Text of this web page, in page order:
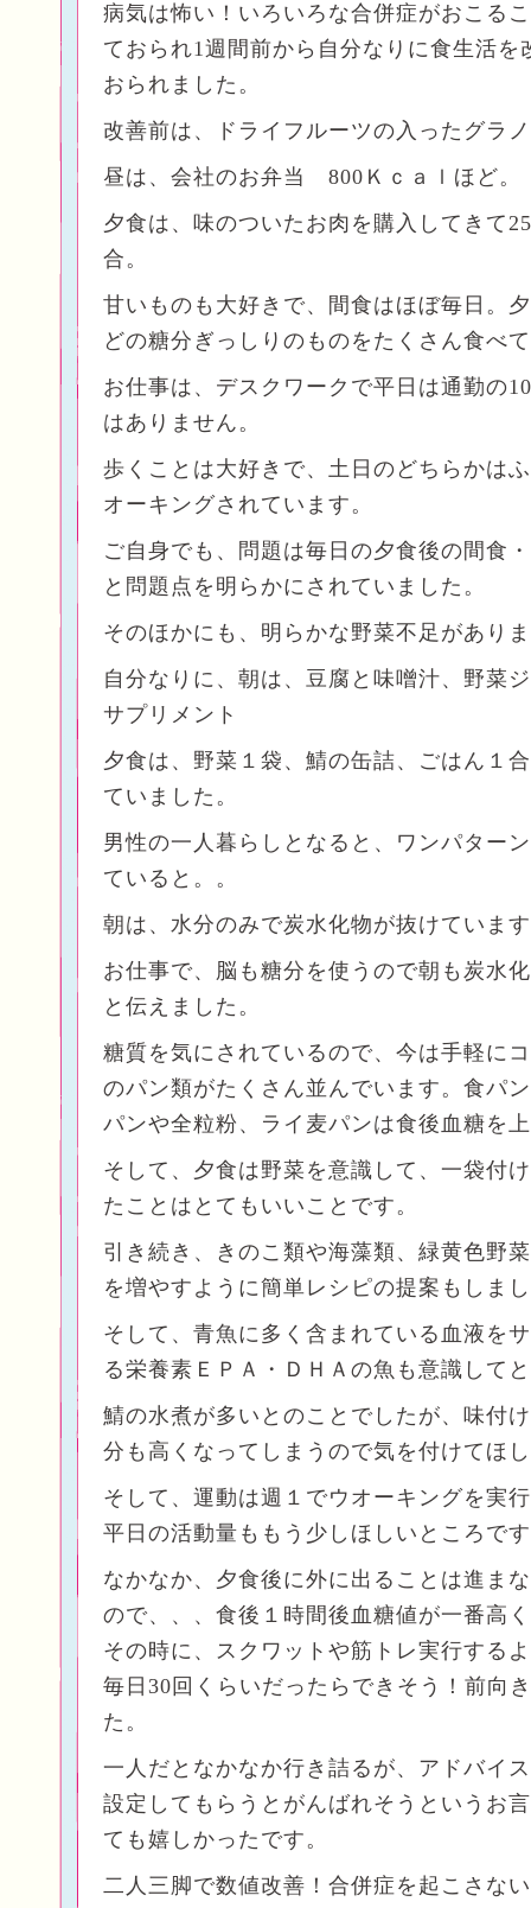
病気は怖い！いろいろな合併症がおこる
ておられ1週間前から自分なりに食生活を
おられました。
改善前は、ドライフルーツの入ったグラ
昼は、会社のお弁当 800Ｋｃａｌほど。
夕食は、味のついたお肉を購入してきて
合。
甘いものも大好きで、間食はほぼ毎日。
どの糖分ぎっしりのものをたくさん食べ
お仕事は、デスクワークで平日は通勤の
はありません。
歩くことは大好きで、土日のどちらかは
オーキングされています。
ご自身でも、問題は毎日の夕食後の間食
と問題点を明らかにされていました。
そのほかにも、明らかな野菜不足があり
自分なりに、朝は、豆腐と味噌汁、野菜
サプリメント
夕食は、野菜１袋、鯖の缶詰、ごはん１
ていました。
男性の一人暮らしとなると、ワンパター
ていると。。
朝は、水分のみで炭水化物が抜けていま
お仕事で、脳も糖分を使うので朝も炭水
と伝えました。
糖質を気にされているので、今は手軽に
のパン類がたくさん並んでいます。食パ
パンや全粒粉、ライ麦パンは食後血糖を
そして、夕食は野菜を意識して、一袋付
たことはとてもいいことです。
引き続き、きのこ類や海藻類、緑黄色野
を増やすように簡単レシピの提案もしま
そして、青魚に多く含まれている血液を
る栄養素ＥＰＡ・ＤＨＡの魚も意識して
鯖の水煮が多いとのことでしたが、味付
分も高くなってしまうので気を付けてほ
そして、運動は週１でウオーキングを実
平日の活動量ももう少しほしいところで
なかなか、夕食後に外に出ることは進ま
ので、、、食後１時間後血糖値が一番高
その時に、スクワットや筋トレ実行する
毎日30回くらいだったらできそう！前向
た。
一人だとなかなか行き詰るが、アドバイ
設定してもらうとがんばれそうというお
ても嬉しかったです。
二人三脚で数値改善！合併症を起こさな